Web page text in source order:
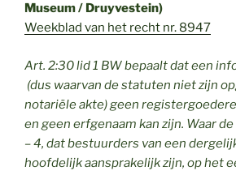
Museum / Druyvestein)
Weekblad van het recht nr. 8947
Art. 2:30 lid 1 BW bepaalt dat een
(dus waarvan de statuten niet zijn
notariële akte) geen
en geen erfgenaam kan zijn. Waar
– 4, dat bestuurders van een
hoofdelijk aansprakelijk zijn, op het